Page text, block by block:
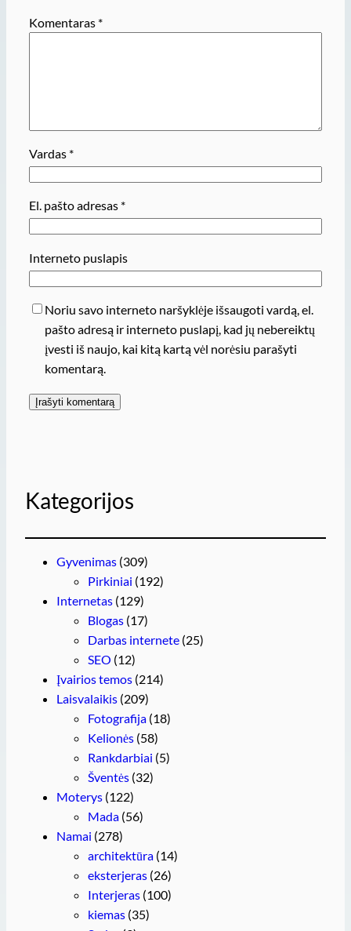
Komentaras *
Vardas *
El. pašto adresas *
Interneto puslapis
Noriu savo interneto naršyklėje išsaugoti vardą, el.
pašto adresą ir interneto puslapį, kad jų nebereiktų
įvesti iš naujo, kai kitą kartą vėl norėsiu parašyti
komentarą.
Kategorijos
Gyvenimas (309)
Pirkiniai (192)
Internetas (129)
Blogas (17)
Darbas internete (25)
SEO (12)
Įvairios temos (214)
Laisvalaikis (209)
Fotografija (18)
Kelionės (58)
Rankdarbiai (5)
Šventės (32)
Moterys (122)
Mada (56)
Namai (278)
architektūra (14)
eksterjeras (26)
Interjeras (100)
kiemas (35)